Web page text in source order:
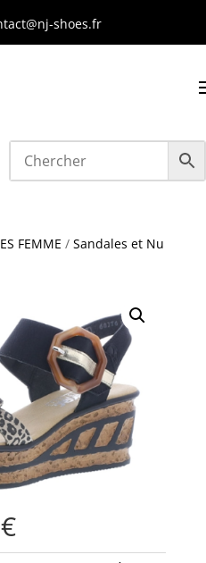
shoes.fr
FEMME / Sandales et Nu